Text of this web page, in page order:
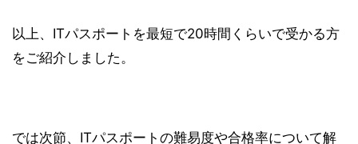
以上、ITパスポートを最短で20時間くらいで受かる方
をご紹介しました。
では次節、ITパスポートの難易度や合格率について解